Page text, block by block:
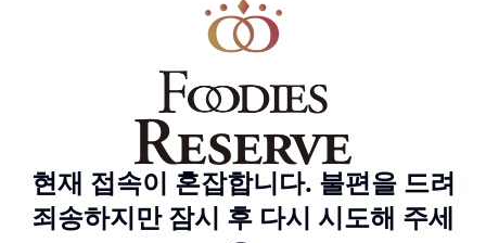
현재 접속이 혼잡합니다. 불편을 드려
죄송하지만 잠시 후 다시 시도해 주세